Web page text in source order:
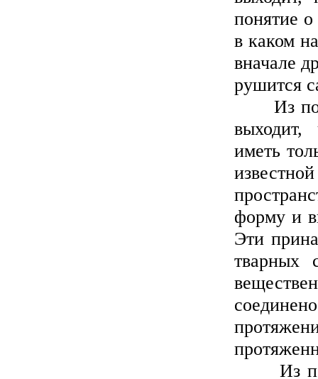
понятие
в каком
вначале
рушится
Из
выходит,
иметь
форму и
Эти
тварных
Из